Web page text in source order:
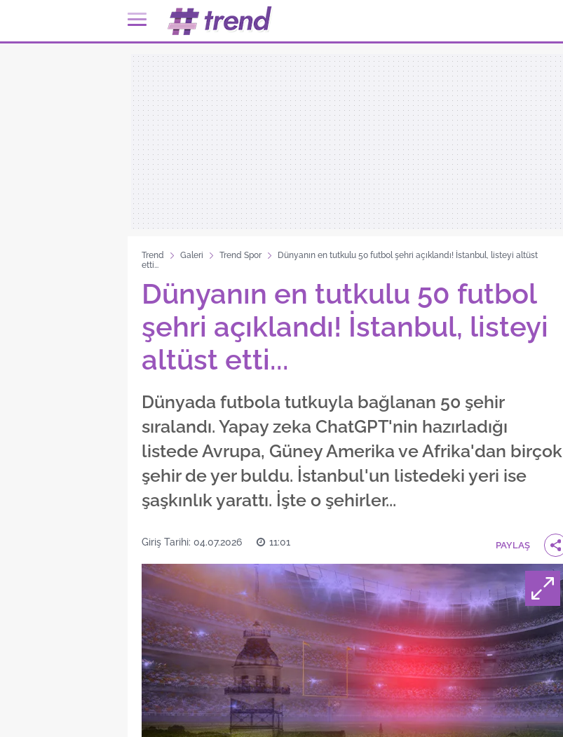
Trend Galeri Trend Spor
Dünyanın en tutkulu 50 futbol şehri açıklandı! İstanbul, listeyi altüst
etti...
Dünyanın en tutkulu 50 futbol
şehri açıklandı! İstanbul, listeyi
altüst etti...
Dünyada futbola tutkuyla bağlanan 50 şehir
sıralandı. Yapay zeka ChatGPT'nin hazırladığı
listede Avrupa, Güney Amerika ve Afrika'dan birçok
şehir de yer buldu. İstanbul'un listedeki yeri ise
şaşkınlık yarattı. İşte o şehirler...
Giriş Tarihi: 04.07.2026 11:01 PAYLAŞ